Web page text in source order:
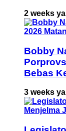
2 weeks
Bobby
Bebas
3 weeks